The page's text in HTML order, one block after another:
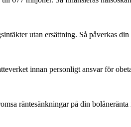
utan ersättning. Så påverkas
innan personligt ansvar för
räntesänkningar på din